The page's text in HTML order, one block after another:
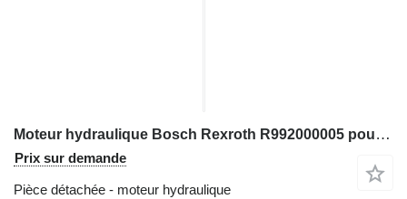
Moteur hydraulique Bosch Rexroth R992000005 pour excavateur
Prix sur demande
Pièce détachée - moteur hydraulique